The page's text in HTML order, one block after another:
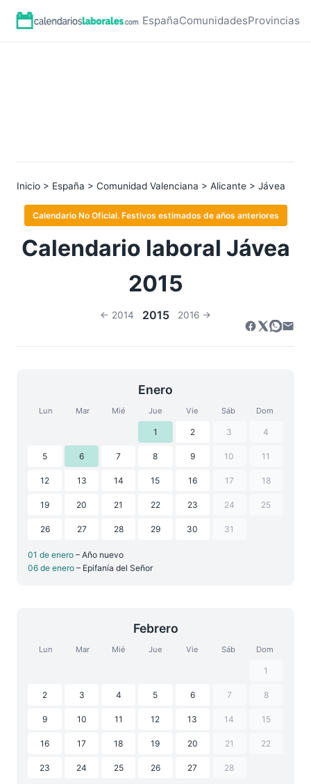
EspañaComunidadesProvincias
Inicio > España > Comunidad Valenciana > Alicante > Jávea
Calendario No Oficial. Festivos estimados de años anteriores
Calendario laboral Jávea
2015
← 2014 2015 2016 →
Enero
Lun Mar Mié Jue Vie Sáb Dom
1 2 3 4
5 6 7 8 9 10 11
12 13 14 15 16 17 18
19 20 21 22 23 24 25
26 27 28 29 30 31
01 de enero – Año nuevo
06 de enero – Epifanía del Señor
Febrero
Lun Mar Mié Jue Vie Sáb Dom
1
2 3 4 5 6 7 8
9 10 11 12 13 14 15
16 17 18 19 20 21 22
23 24 25 26 27 28